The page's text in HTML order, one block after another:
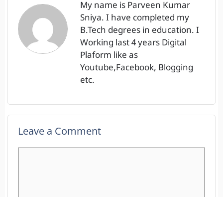
My name is Parveen Kumar
Sniya. I have completed my
B.Tech degrees in education. I
Working last 4 years Digital
Plaform like as
Youtube,Facebook, Blogging
etc.
Leave a Comment